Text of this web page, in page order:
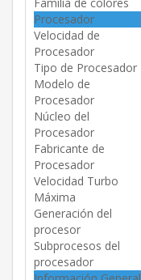
Procesador
Velocidad de
Procesador
Tipo de Procesador
Modelo de
Procesador
Núcleo del
Procesador
Fabricante de
Procesador
Velocidad Turbo
Máxima
Generación del
procesor
Subprocesos del
procesador